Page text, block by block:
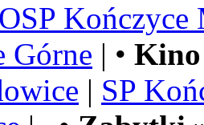
OSP Kończyce
Górne | •
| SP